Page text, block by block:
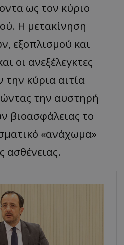
ως τον κύριο
Η μετακίνηση
εξοπλισμού και
οι ανεξέλεγκτες
κύρια αιτία
την αυστηρή
βιοασφάλειας το
«ανάχωμα»
ασθένειας.